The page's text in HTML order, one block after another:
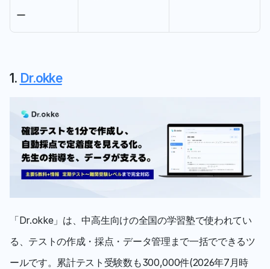
ー
1. Dr.okke
「Dr.okke」は、中高生向けの全国の学習塾で使われてい
る、テストの作成・採点・データ管理まで一括でできるツ
ールです。累計テスト受験数も300,000件(2026年7月時